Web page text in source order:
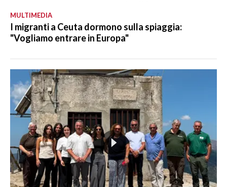
MULTIMEDIA
I migranti a Ceuta dormono sulla spiaggia:
"Vogliamo entrare in Europa"